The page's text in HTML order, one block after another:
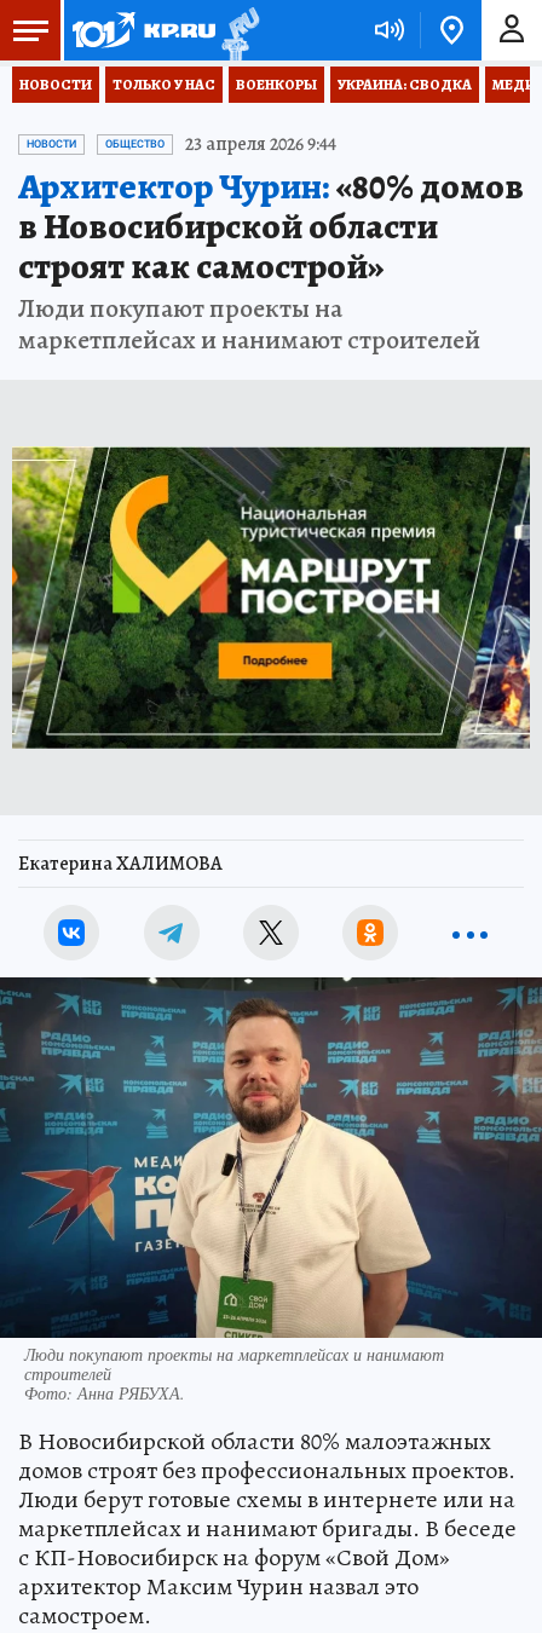
НОВОСТИ ТОЛЬКО У НАС ВОЕНКОРЫ УКРАИНА: СВОДКА
НОВОСТИ ОБЩЕСТВО 23 апреля 2026 9:44
Архитектор Чурин:«80% домов
в Новосибирской области
строят как самострой»
Люди покупают проекты на
маркетплейсах и нанимают строителей
Екатерина ХАЛИМОВА
Люди покупают проекты на маркетплейсах и нанимают
строителей
Фото: Анна РЯБУХА.
В Новосибирской области 80% малоэтажных
домов строят без профессиональных проектов.
Люди берут готовые схемы в интернете или на
маркетплейсах и нанимают бригады. В беседе
с КП-Новосибирск на форум «Свой Дом»
архитектор Максим Чурин назвал это
самостроем.